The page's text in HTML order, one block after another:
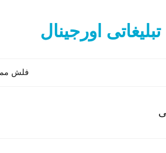
فلش